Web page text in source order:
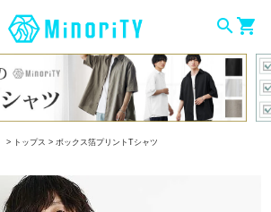
searchshopping_cart
トップス ボックス箔プリントTシャツ